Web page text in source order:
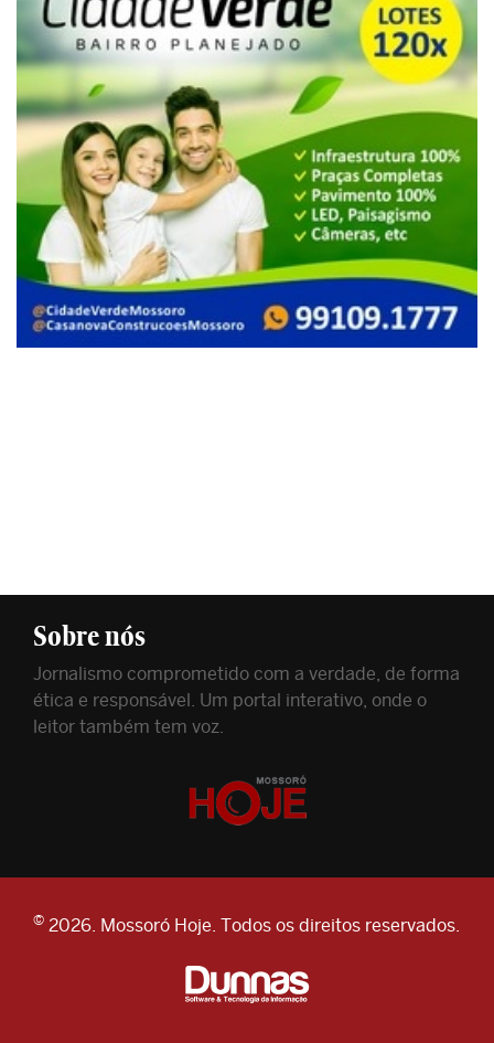
Sobre nós
Jornalismo comprometido com a verdade, de forma
ética e responsável. Um portal interativo, onde o
leitor também tem voz.
© 2026. Mossoró Hoje. Todos os direitos reservados.